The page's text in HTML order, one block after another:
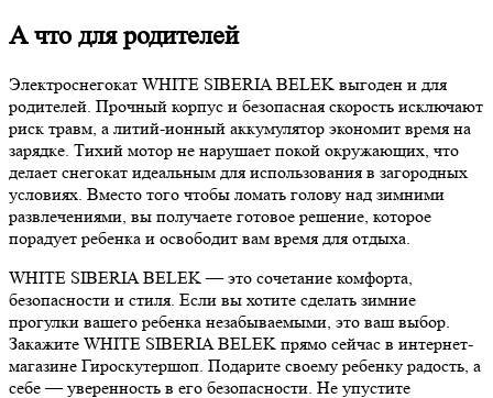
А что для родителей
Электроснегокат WHITE SIBERIA BELEK выгоден и для
родителей. Прочный корпус и безопасная скорость исключают
риск травм, а литий-ионный аккумулятор экономит время на
зарядке. Тихий мотор не нарушает покой окружающих, что
делает снегокат идеальным для использования в загородных
условиях. Вместо того чтобы ломать голову над зимними
развлечениями, вы получаете готовое решение, которое
порадует ребенка и освободит вам время для отдыха.
WHITE SIBERIA BELEK — это сочетание комфорта,
безопасности и стиля. Если вы хотите сделать зимние
прогулки вашего ребенка незабываемыми, это ваш выбор.
Закажите WHITE SIBERIA BELEK прямо сейчас в интернет-
магазине Гироскутершоп. Подарите своему ребенку радость, а
себе — уверенность в его безопасности. Не упустите